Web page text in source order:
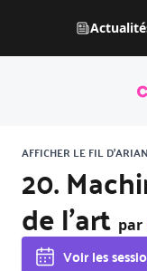
AFFICHER LE FIL
20.
de l'art par
Voir les